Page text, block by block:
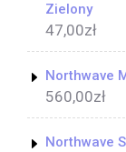
Zielony
47,00zł
Northwave
560,00zł
Northwave